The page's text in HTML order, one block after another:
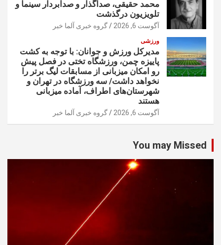
محمد حقیقی، صداگذار و صدابردار سینما و
تلویزیون درگذشت
آگوست 6, 2026 گروه خبری آلما خبر
ورزشی
مدیرکل ورزش و جوانان: با توجه به کشت
پاییزه چمن، ورزشگاه تختی در فصل پیش
رو امکان میزبانی از مسابقات لیگ برتر را
نخواهد داشت/ سه ورزشگاه در تهران و
شهرستان‌های اطراف، آماده میزبانی
هستند
آگوست 6, 2026 گروه خبری آلما خبر
You may Missed